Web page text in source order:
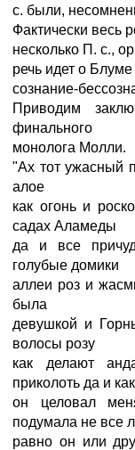
с. были,
Фактически весь
несколько П. с.,
речь идет о
сознание-
Приводим
финального
монолога Молли.
"Ах тот ужасный
алое
как огонь и
садах Аламеды
да и все
голубые домики
аллеи роз и
была
девушкой и
волосы розу
как делают
приколоть да и как
он целовал
подумала не все
равно он или